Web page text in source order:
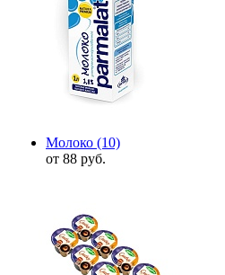
Молоко (10)
от 88 руб.